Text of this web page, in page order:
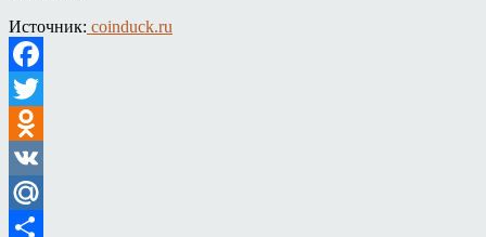
Источник: coinduck.ru
Facebook
Twitter
Odnoklassniki
VK
Mail.Ru